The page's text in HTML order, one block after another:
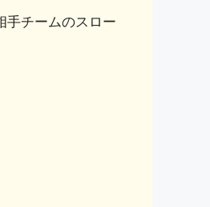
手チームのスロー